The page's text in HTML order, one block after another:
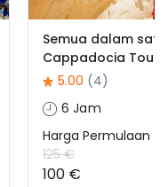
Semua dalam satu
Cappadocia Tour
5.00 (4)
6 Jam
Harga Permulaan
125 €
100 €